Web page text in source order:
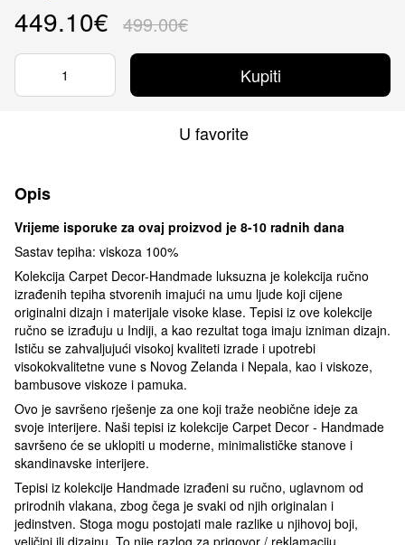
449.10€ 499.00€
Kupiti
U favorite
Opis
Vrijeme isporuke za ovaj proizvod je 8-10 radnih dana
Sastav tepiha: viskoza 100%
Kolekcija Carpet Decor-Handmade luksuzna je kolekcija ručno
izrađenih tepiha stvorenih imajući na umu ljude koji cijene
originalni dizajn i materijale visoke klase. Tepisi iz ove kolekcije
ručno se izrađuju u Indiji, a kao rezultat toga imaju izniman dizajn.
Ističu se zahvaljujući visokoj kvaliteti izrade i upotrebi
visokokvalitetne vune s Novog Zelanda i Nepala, kao i viskoze,
bambusove viskoze i pamuka.
Ovo je savršeno rješenje za one koji traže neobične ideje za
svoje interijere. Naši tepisi iz kolekcije Carpet Decor - Handmade
savršeno će se uklopiti u moderne, minimalističke stanove i
skandinavske interijere.
Tepisi iz kolekcije Handmade izrađeni su ručno, uglavnom od
prirodnih vlakana, zbog čega je svaki od njih originalan i
jedinstven. Stoga mogu postojati male razlike u njihovoj boji,
veličini ili dizajnu. To nije razlog za prigovor / reklamaciju.